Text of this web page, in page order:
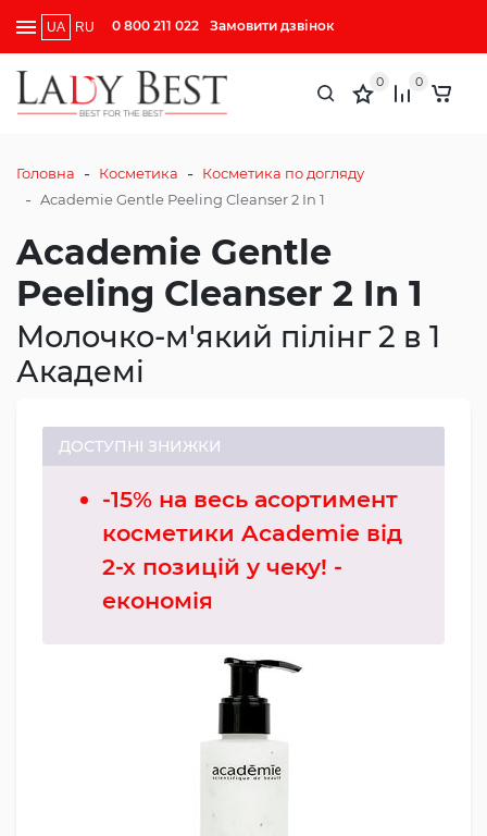
UA RU 0 800 211 022 Замовити дзвінок
0 0
Головна - Косметика - Косметика по догляду
- Academie Gentle Peeling Cleanser 2 In 1
Academie Gentle
Peeling Cleanser 2 In 1
Молочко-м'який пілінг 2 в 1
Академі
ДОСТУПНІ ЗНИЖКИ
-15% на весь асортимент
косметики Academie від
2-х позицій у чеку! -
економія